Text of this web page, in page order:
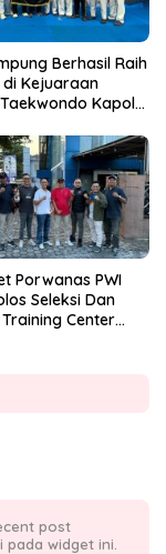
Berhasil Raih
di Kejuaraan
Kapolri
Porwanas PWI
Seleksi Dan
Center
post
pada widget ini.